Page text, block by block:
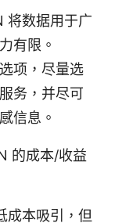
将数据用于广
有限。
项，尽量选
务，并尽可
信息。
的成本/收益
成本吸引，但